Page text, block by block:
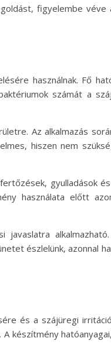
figyelembe
használnak. Fő
számát a
Az alkalmazás
hiszen nem
gyulladások
használata előtt
észlelünk, azonnal
és a szájüregi
készítmény